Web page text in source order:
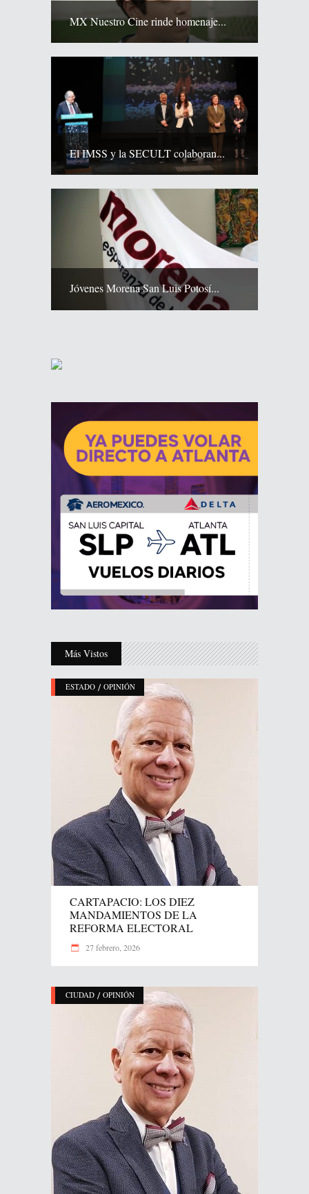
MX Nuestro Cine rinde homenaje...
El IMSS y la SECULT colaboran...
Jóvenes Morena San Luis Potosí...
Más Vistos
ESTADO / OPINIÓN
CARTAPACIO: LOS DIEZ
MANDAMIENTOS DE LA
REFORMA ELECTORAL
27 febrero, 2026
CIUDAD / OPINIÓN